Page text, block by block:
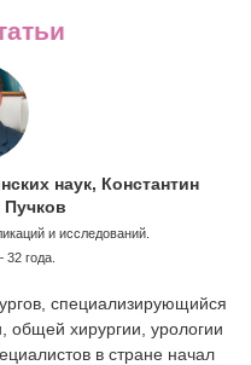
наук, Константин
и исследований.
года.
специализирующийся
общей хирургии, урологии
в стране начал